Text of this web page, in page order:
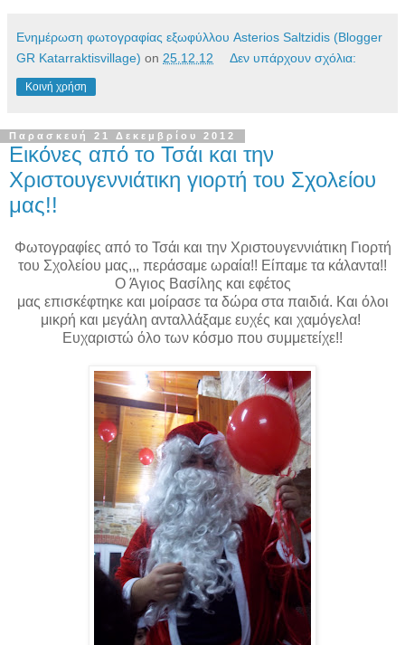
Ενημέρωση φωτογραφίας εξωφύλλου Asterios Saltzidis (Blogger
GR Katarraktisvillage) on 25.12.12 Δεν υπάρχουν σχόλια:
Κοινή χρήση
Παρασκευή 21 Δεκεμβρίου 2012
Εικόνες από το Τσάι και την
Χριστουγεννιάτικη γιορτή του Σχολείου
μας!!
Φωτογραφίες από το Τσάι και την Χριστουγεννιάτικη Γιορτή
του Σχολείου μας,,, περάσαμε ωραία!! Είπαμε τα κάλαντα!!
Ο Άγιος Βασίλης και εφέτος
μας επισκέφτηκε και μοίρασε τα δώρα στα παιδιά. Και όλοι
μικρή και μεγάλη ανταλλάξαμε ευχές και χαμόγελα!
Ευχαριστώ όλο των κόσμο που συμμετείχε!!